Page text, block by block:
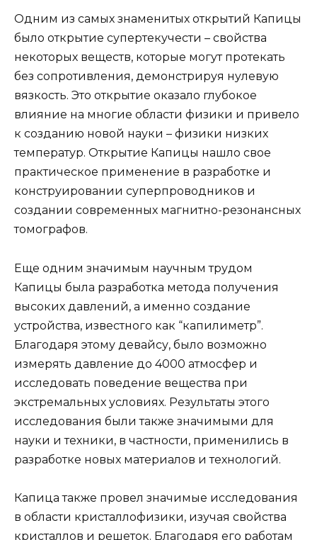
Одним из самых знаменитых открытий Капицы
было открытие супертекучести – свойства
некоторых веществ, которые могут протекать
без сопротивления, демонстрируя нулевую
вязкость. Это открытие оказало глубокое
влияние на многие области физики и привело
к созданию новой науки – физики низких
температур. Открытие Капицы нашло свое
практическое применение в разработке и
конструировании суперпроводников и
создании современных магнитно-резонансных
томографов.
Еще одним значимым научным трудом
Капицы была разработка метода получения
высоких давлений, а именно создание
устройства, известного как “капилиметр”.
Благодаря этому девайсу, было возможно
измерять давление до 4000 атмосфер и
исследовать поведение вещества при
экстремальных условиях. Результаты этого
исследования были также значимыми для
науки и техники, в частности, применились в
разработке новых материалов и технологий.
Капица также провел значимые исследования
в области кристаллофизики, изучая свойства
кристаллов и решеток. Благодаря его работам